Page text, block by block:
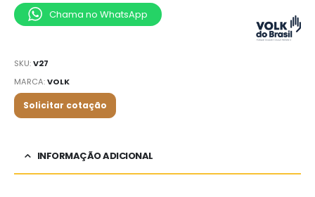
Chama no WhatsApp
SKU:V27
MARCA:VOLK
Solicitar cotação
INFORMAÇÃO ADICIONAL